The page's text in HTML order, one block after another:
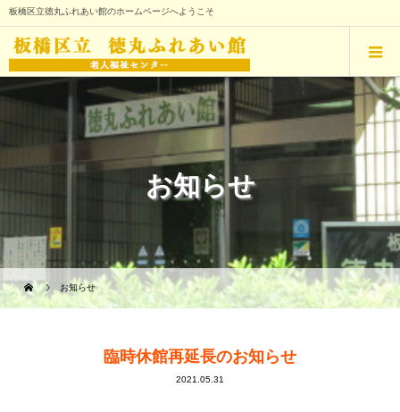
板橋区立徳丸ふれあい館のホームページへようこそ
お知らせ
お知らせ
臨時休館再延長のお知らせ
2021.05.31